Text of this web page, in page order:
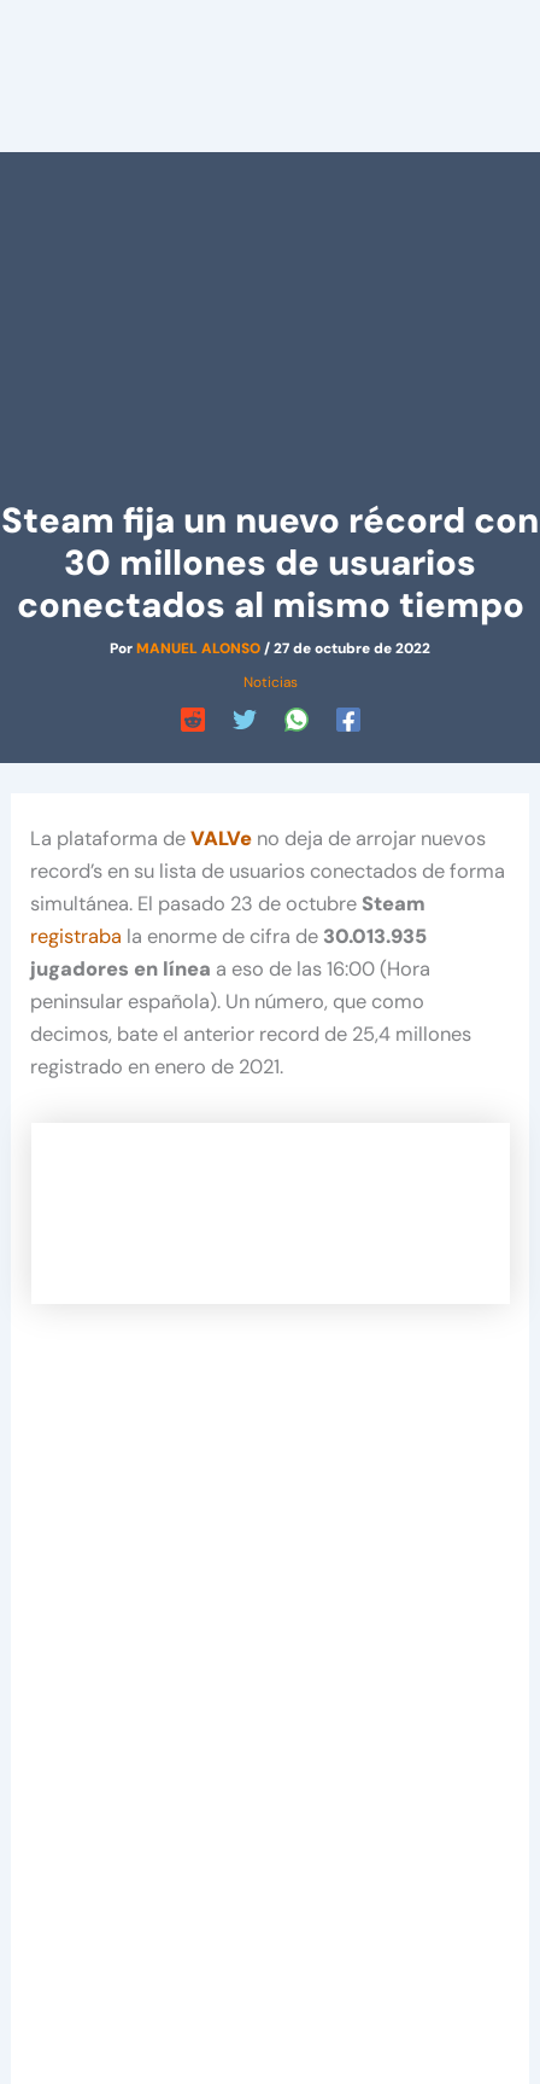
Steam fija un nuevo récord con
30 millones de usuarios
conectados al mismo tiempo
PorMANUEL ALONSO/27 de octubre de 2022
Noticias
La plataforma deVALVe no deja de arrojar nuevos
record’s en su lista de usuarios conectados de forma
simultánea. El pasado 23 de octubre Steam
registraba la enorme de cifra de 30.013.935
jugadores en línea a eso de las 16:00 (Hora
peninsular española). Un número, que como
decimos, bate el anterior record de 25,4 millones
registrado en enero de 2021.